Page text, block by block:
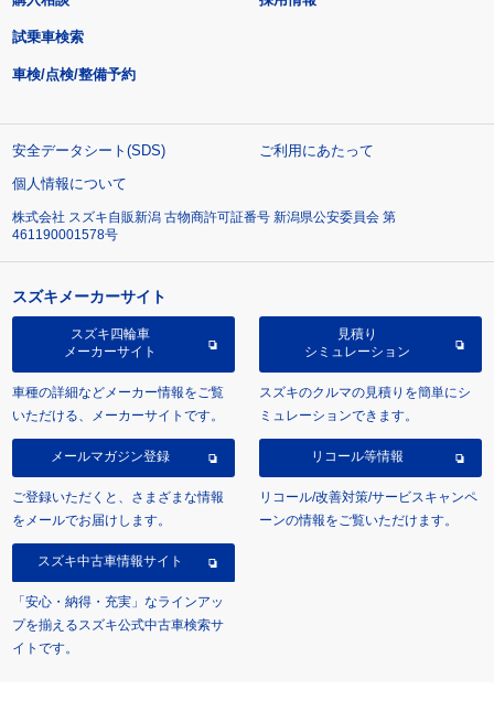
試乗車検索
車検/点検/整備予約
安全データシート(SDS)
ご利用にあたって
個人情報について
株式会社 スズキ自販新潟 古物商許可証番号 新潟県公安委員会 第
461190001578号
スズキメーカーサイト
スズキ四輪車
メーカーサイト
車種の詳細などメーカー情報をご覧
いただける、メーカーサイトです。
見積り
シミュレーション
スズキのクルマの見積りを簡単にシ
ミュレーションできます。
メールマガジン登録
ご登録いただくと、さまざまな情報
をメールでお届けします。
リコール等情報
リコール/改善対策/サービスキャンペ
ーンの情報をご覧いただけます。
スズキ中古車情報サイト
「安心・納得・充実」なラインアッ
プを揃えるスズキ公式中古車検索サ
イトです。